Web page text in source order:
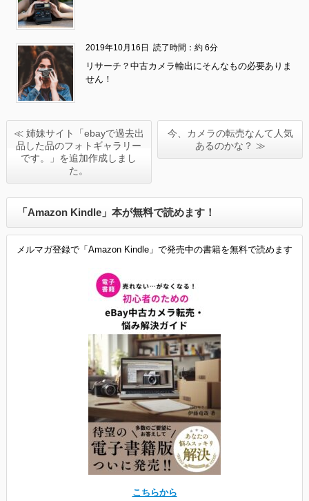
2019年10月16日 読了時間：約 6分
リサーチ？中古カメラ輸出にそんなもの必要ありま
せん！
≪ 姉妹サイト「ebayで過去出
品した品のフォトギャラリー
です。」を追加作成しまし
た。
今、カメラの転売なんて人気
あるのかな？ ≫
「Amazon Kindle」本が無料で読めます！
メルマガ登録で「Amazon Kindle」で発売中の書籍を無料で読めます
こちらから